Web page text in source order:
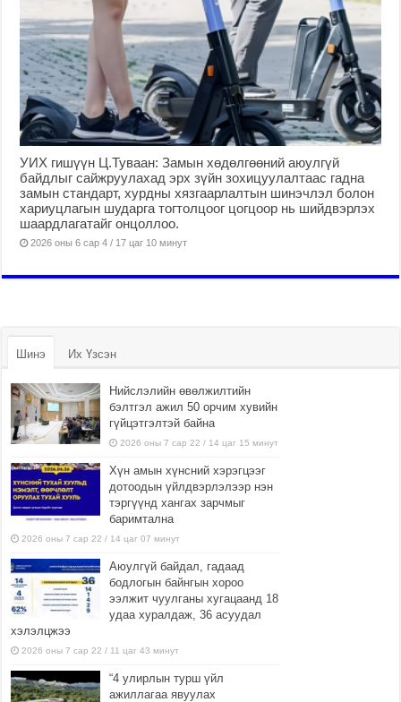
УИХ гишүүн Ц.Туваан: Замын хөдөлгөөний аюулгүй
байдлыг сайжруулахад эрх зүйн зохицуулалтаас гадна
замын стандарт, хурдны хязгаарлалтын шинэчлэл болон
хариуцлагын шударга тогтолцоог цогцоор нь шийдвэрлэх
шаардлагатайг онцоллоо.
2026 оны 6 сар 4 / 17 цаг 10 минут
Шинэ Их Үзсэн
Нийслэлийн өвөлжилтийн
бэлтгэл ажил 50 орчим хувийн
гүйцэтгэлтэй байна
2026 оны 7 сар 22 / 14 цаг 15 минут
Хүн амын хүнсний хэрэгцээг
дотоодын үйлдвэрлэлээр нэн
тэргүүнд хангах зарчмыг
баримтална
2026 оны 7 сар 22 / 14 цаг 07 минут
Аюулгүй байдал, гадаад
бодлогын байнгын хороо
ээлжит чуулганы хугацаанд 18
удаа хуралдаж, 36 асуудал
хэлэлцжээ
2026 оны 7 сар 22 / 11 цаг 43 минут
“4 улирлын турш үйл
ажиллагаа явуулах